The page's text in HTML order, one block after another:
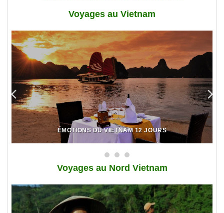
Voyages au Vietnam
ÉMOTIONS DU VIETNAM 12 JOURS
Voyages au Nord Vietnam